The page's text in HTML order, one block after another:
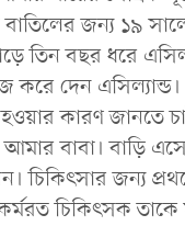
জন্য ১৯
তিন বছর ধরে
দেন
না হওয়ার কারণ
বাবা। বাড়ি
চিকিৎসার জন্য
চিকিৎসক